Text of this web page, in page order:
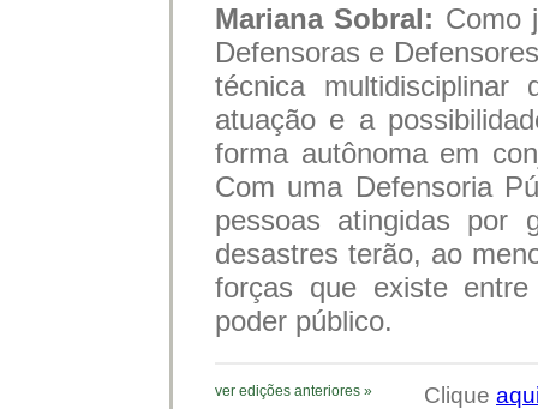
Mariana Sobral: Como
Defensoras e
técnica
atuação e a
forma autônoma em
Com uma Defensoria
pessoas atingidas por
desastres terão, ao
forças que existe
poder público.
ver edições anteriores » Clique